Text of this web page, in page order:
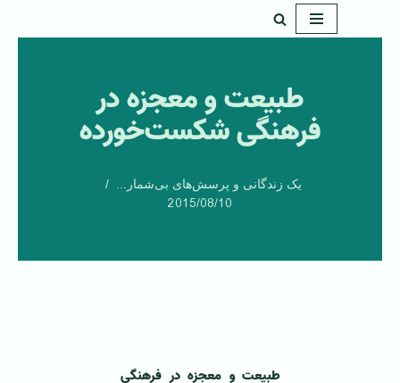
طبیعت و معجزه در
فرهنگی شکست‌خورده
یک زندگانی و پرسش‌های بی‌شمار...
2015/08/10
طبیعت و معجزه در فرهنگی